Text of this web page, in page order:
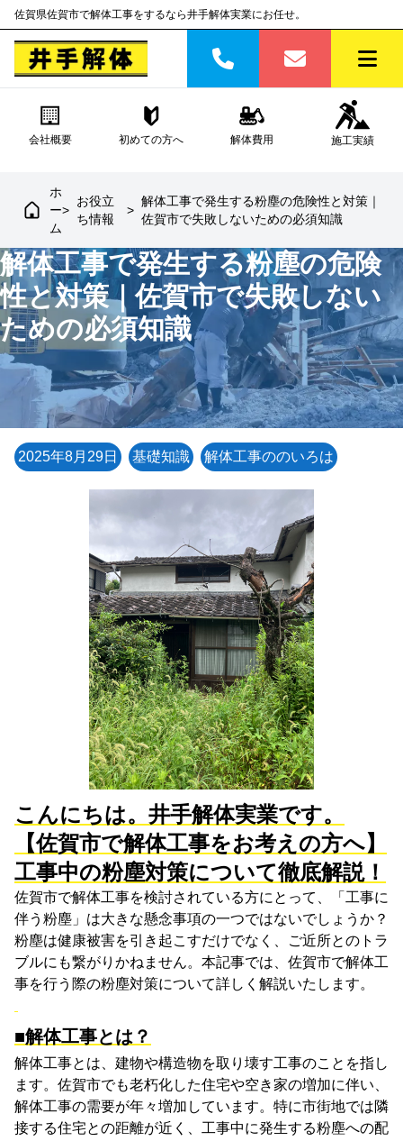
佐賀県佐賀市で解体工事をするなら井手解体実業にお任せ。
会社概要 初めての方へ 解体費用 施工実績
ホ
ー
ム
>
お役立
ち情報
>
解体工事で発生する粉塵の危険性と対策｜
佐賀市で失敗しないための必須知識
解体工事で発生する粉塵の危険
性と対策｜佐賀市で失敗しない
ための必須知識
2025年8月29日 基礎知識 解体工事ののいろは
こんにちは。井手解体実業です。
【佐賀市で解体工事をお考えの方へ】
工事中の粉塵対策について徹底解説！
佐賀市で解体工事を検討されている方にとって、「工事に
伴う粉塵」は大きな懸念事項の一つではないでしょうか？
粉塵は健康被害を引き起こすだけでなく、ご近所とのトラ
ブルにも繋がりかねません。本記事では、佐賀市で解体工
事を行う際の粉塵対策について詳しく解説いたします。
■解体工事とは？
解体工事とは、建物や構造物を取り壊す工事のことを指し
ます。佐賀市でも老朽化した住宅や空き家の増加に伴い、
解体工事の需要が年々増加しています。特に市街地では隣
接する住宅との距離が近く、工事中に発生する粉塵への配